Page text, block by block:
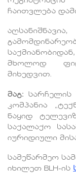
ჩაითვლება
მხოლოდ
მიხედვით.
მაგ: სარჩელის
კომპანია
ნაყიდ
საქალაქო
იურიდიული
სამეწარმეო
იხილეთ BLH-ის